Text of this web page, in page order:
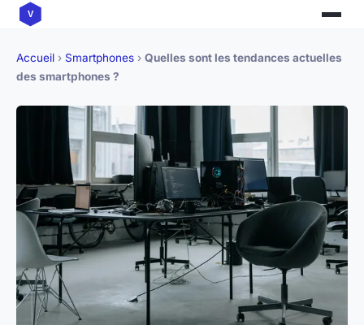
Accueil › Smartphones › Quelles sont les tendances actuelles
des smartphones ?